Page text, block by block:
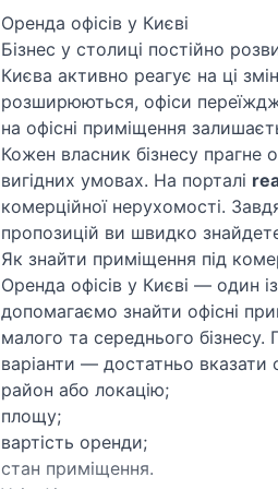
Оренда офісів у Києві
Бізнес у столиці постійно
Києва активно реагує на ці
розширюються, офіси
на офісні приміщення
Кожен власник бізнесу прагне
вигідних умовах. На порталі
комерційної нерухомості.
пропозицій ви швидко
Як знайти приміщення під
Оренда офісів у Києві — один
допомагаємо знайти офісні
малого та середнього
варіанти — достатньо вказати
район або локацію;
площу;
вартість оренди;
стан приміщення.